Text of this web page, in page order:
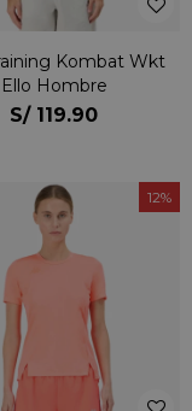
Kombat Wkt
Ello Hombre
S/ 119.90
12